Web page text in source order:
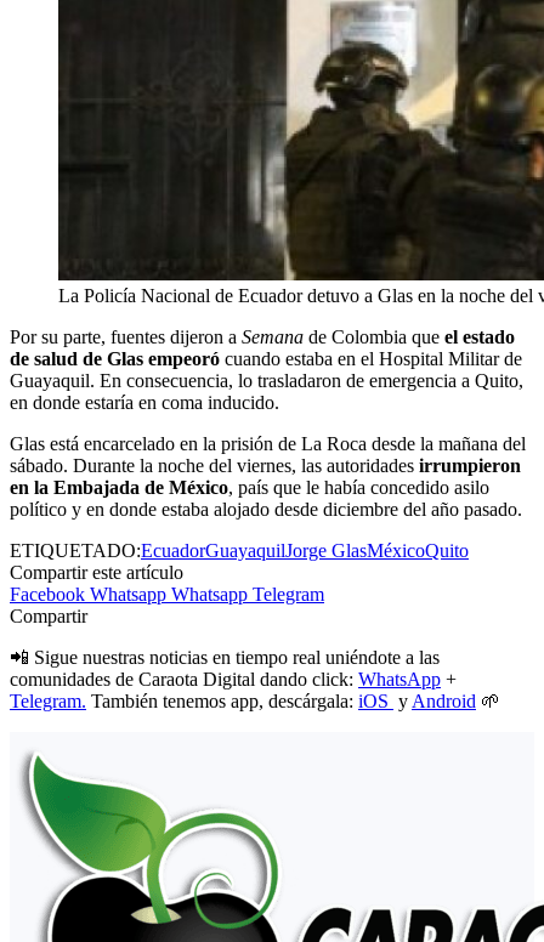
La Policía Nacional de Ecuador detuvo a Glas en la noche
Por su parte, fuentes dijeron a Semana de Colombia que el estado
de salud de Glas empeoró cuando estaba en el Hospital Militar de
Guayaquil. En consecuencia, lo trasladaron de emergencia a Quito,
en donde estaría en coma inducido.
Glas está encarcelado en la prisión de La Roca desde la mañana del
sábado. Durante la noche del viernes, las autoridades irrumpieron
en la Embajada de México, país que le había concedido asilo
político y en donde estaba alojado desde diciembre del año pasado.
ETIQUETADO:EcuadorGuayaquilJorge GlasMéxicoQuito
Compartir este artículo
Facebook Whatsapp Whatsapp Telegram
Compartir
📲 Sigue nuestras noticias en tiempo real uniéndote a las
comunidades de Caraota Digital dando click: WhatsApp +
Telegram. También tenemos app, descárgala: iOS y Android 🌱